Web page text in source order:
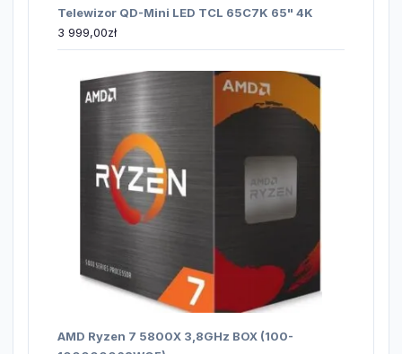
Telewizor QD-Mini LED TCL 65C7K 65" 4K
3 999,00zł
AMD Ryzen 7 5800X 3,8GHz BOX (100-